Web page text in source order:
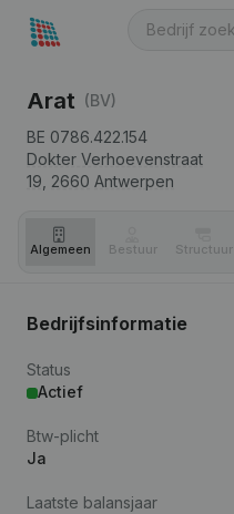
Arat (BV)
BE 0786.422.154
Dokter Verhoevenstraat
19, 2660 Antwerpen
Algemeen Bestuur Structuur
Bedrijfsinformatie
Status
Actief
Btw-plicht
Ja
Laatste balansjaar